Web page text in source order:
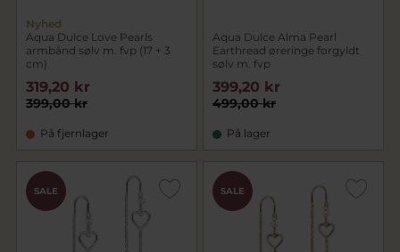
Nyhed
Aqua Dulce Love Pearls
armbånd sølv m. fvp (17 + 3
cm)
399,00 kr
319,20 kr
På fjernlager
Aqua Dulce Alma Pearl
Earthread øreringe forgyldt
sølv m. fvp
499,00 kr
399,20 kr
På lager
SALE SALE